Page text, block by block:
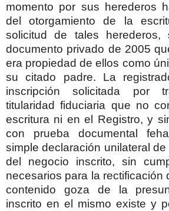
momento por sus herederos
del otorgamiento de la
solicitud de tales herederos,
documento privado de 2005
era propiedad de ellos como
su citado padre. La
inscripción solicitada por
titularidad fiduciaria que no
escritura ni en el Registro, y
con prueba documental
simple declaración unilateral
del negocio inscrito, sin
necesarios para la rectificación
contenido goza de la
inscrito en el mismo existe y